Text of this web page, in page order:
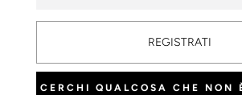
REGISTRATI
CERCHI QUALCOSA CHE NON